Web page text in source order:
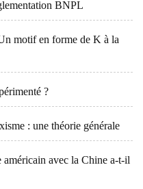
BNPL
motif en forme de K à la
?
: une théorie générale
américain avec la Chine a-t-il